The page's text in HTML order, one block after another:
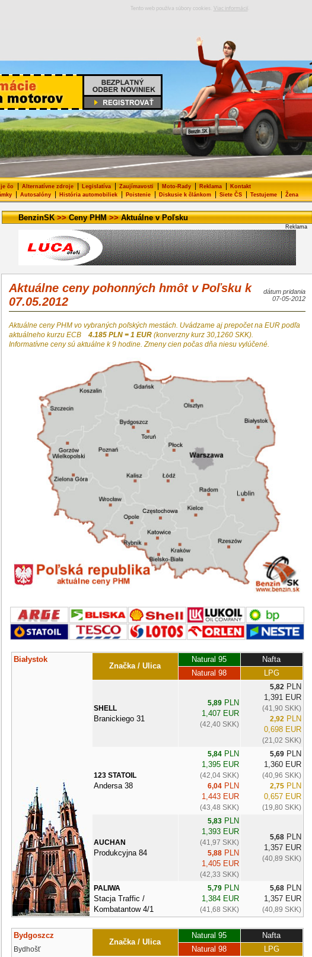
Tento web používa súbory cookies. Viac informácií
čo Alternatívne zdroje Legislatíva Zaujímavosti Moto-Rady Reklama Kontakt
| Autosalóny| História automobiliek| Poistenie| Diskusie k článkom| Siete ČS| Testujeme| Žena
BenzinSK>>Ceny PHM>>Aktuálne v Poľsku
Reklama
Aktuálne ceny pohonných hmôt v Poľsku k
07.05.2012
dátum pridania
07-05-2012
Aktuálne ceny PHM vo vybraných poľských mestách. Uvádzame aj prepočet na EUR podľa
aktuálneho kurzu ECB 4.185 PLN = 1 EUR (konverzny kurz 30,1260 SKK).
Informatívne ceny sú aktuálne k 9 hodine. Zmeny cien počas dňa niesu vylúčené.
Białystok
Značka / Ulica
Natural 95
Nafta
Natural 98
LPG
SHELL
Branickiego 31
5,89PLN
1,407 EUR
(42,40 SKK)
5,82 PLN
1,391 EUR
(41,90 SKK)
2,92 PLN
0,698 EUR
(21,02 SKK)
123 STATOIL
Andersa 38
5,84PLN
1,395 EUR
(42,04 SKK)
6,04PLN
1,443 EUR
(43,48 SKK)
5,69PLN
1,360 EUR
(40,96 SKK)
2,75PLN
0,657 EUR
(19,80 SKK)
AUCHAN
Produkcyjna 84
5,83PLN
1,393 EUR
(41,97 SKK)
5,88PLN
1,405 EUR
(42,33 SKK)
5,68PLN
1,357 EUR
(40,89 SKK)
PALIWA
Stacja Traffic /
Kombatantow 4/1
5,79PLN
1,384 EUR
(41,68 SKK)
5,68PLN
1,357 EUR
(40,89 SKK)
Bydgoszcz
Značka / Ulica
Natural 95 Nafta
Bydhošť Natural 98 LPG